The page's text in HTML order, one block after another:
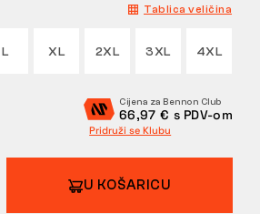
Tablica veličina
L XL 2XL 3XL 4XL
Cijena za Bennon Club
66,97 € s PDV-om
Pridruži se Klubu
U KOŠARICU